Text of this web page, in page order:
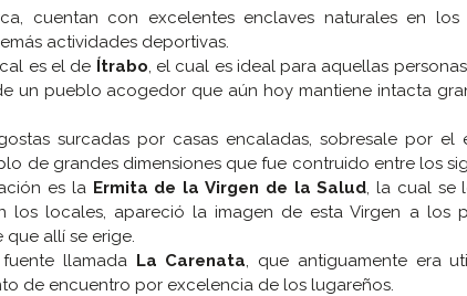
cuentan con excelentes enclaves naturales en
actividades deportivas.
es el de Ítrabo , el cual es ideal para aquellas
un pueblo acogedor que aún hoy mantiene intacta
surcadas por casas encaladas, sobresale por el
de grandes dimensiones que fue contruido entre los
es la Ermita de la Virgen de la Salud , la cual se
los locales, apareció la imagen de esta Virgen a los
allí se erige.
llamada La Carenata , que antiguamente era
de encuentro por excelencia de los lugareños.